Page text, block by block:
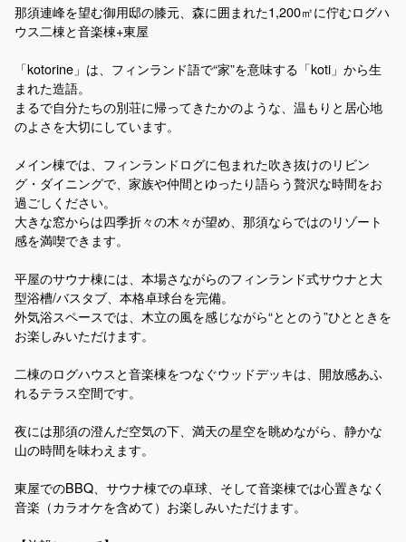
那須連峰を望む御用邸の膝元、森に囲まれた1,200㎡に佇むログハ
ウス二棟と音楽棟+東屋
「kotorine」は、フィンランド語で“家”を意味する「koti」から生
まれた造語。
まるで自分たちの別荘に帰ってきたかのような、温もりと居心地
のよさを大切にしています。
メイン棟では、フィンランドログに包まれた吹き抜けのリビン
グ・ダイニングで、家族や仲間とゆったり語らう贅沢な時間をお
過ごしください。
大きな窓からは四季折々の木々が望め、那須ならではのリゾート
感を満喫できます。
平屋のサウナ棟には、本場さながらのフィンランド式サウナと大
型浴槽/バスタブ、本格卓球台を完備。
外気浴スペースでは、木立の風を感じながら“ととのう”ひとときを
お楽しみいただけます。
二棟のログハウスと音楽棟をつなぐウッドデッキは、開放感あふ
れるテラス空間です。
夜には那須の澄んだ空気の下、満天の星空を眺めながら、静かな
山の時間を味わえます。
東屋でのBBQ、サウナ棟での卓球、そして音楽棟では心置きなく
音楽（カラオケを含めて）お楽しみいただけます。